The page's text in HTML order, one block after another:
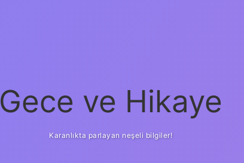
Gece ve Hikaye
Karanlıkta parlayan neşeli bilgiler!